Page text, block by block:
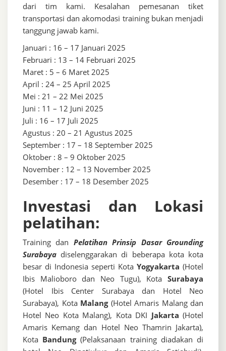
dari tim kami. Kesalahan pemesanan tiket
transportasi dan akomodasi training bukan menjadi
tanggung jawab kami.
Januari : 16 – 17 Januari 2025
Februari : 13 – 14 Februari 2025
Maret : 5 – 6 Maret 2025
April : 24 – 25 April 2025
Mei : 21 – 22 Mei 2025
Juni : 11 – 12 Juni 2025
Juli : 16 – 17 Juli 2025
Agustus : 20 – 21 Agustus 2025
September : 17 – 18 September 2025
Oktober : 8 – 9 Oktober 2025
November : 12 – 13 November 2025
Desember : 17 – 18 Desember 2025
Investasi dan Lokasi
pelatihan:
Training dan Pelatihan Prinsip Dasar Grounding
Surabaya diselenggarakan di beberapa kota kota
besar di Indonesia seperti Kota Yogyakarta (Hotel
Ibis Malioboro dan Neo Tugu), Kota Surabaya
(Hotel Ibis Center Surabaya dan Hotel Neo
Surabaya), Kota Malang(Hotel Amaris Malang dan
Hotel Neo Kota Malang), Kota DKI Jakarta (Hotel
Amaris Kemang dan Hotel Neo Thamrin Jakarta),
Kota Bandung(Pelaksanaan training diadakan di